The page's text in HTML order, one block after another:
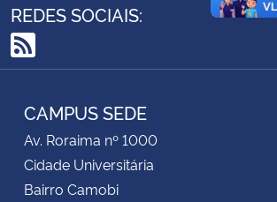
Ministério do Desenvolvimento Regional
Ministério da Mulher, da Família e dos Direitos Humanos
Secretaria-Geral
REDES SOCIAIS:
RSS
CAMPUS SEDE
Av. Roraima nº 1000
Cidade Universitária
Bairro Camobi